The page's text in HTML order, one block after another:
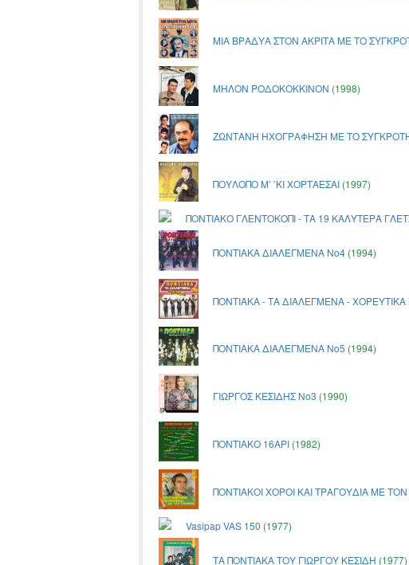
ΜΙΑ ΒΡΑΔΥΑ ΣΤΟΝ ΑΚΡΙΤΑ ΜΕ ΤΟ
ΜΗΛΟΝ ΡΟΔΟΚΟΚΚΙΝΟΝ (1998)
ΖΩΝΤΑΝΗ ΗΧΟΓΡΑΦΗΣΗ ΜΕ ΤΟ
ΠΟΥΛΟΠΟ Μ’ ’ΚΙ ΧΟΡΤΑΕΣΑΙ (1997)
ΠΟΝΤΙΑΚΟ ΓΛΕΝΤΟΚΟΠΙ - ΤΑ 19 ΚΑΛΥΤΕΡΑ
ΠΟΝΤΙΑΚΑ ΔΙΑΛΕΓΜΕΝΑ Νο4 (1994)
ΠΟΝΤΙΑΚΑ - ΤΑ ΔΙΑΛΕΓΜΕΝΑ - ΧΟΡΕΥΤΙΚΑ
ΠΟΝΤΙΑΚΑ ΔΙΑΛΕΓΜΕΝΑ Νο5 (1994)
ΓΙΩΡΓΟΣ ΚΕΣΙΔΗΣ Νο3 (1990)
ΠΟΝΤΙΑΚΟ 16ΑΡΙ (1982)
ΠΟΝΤΙΑΚΟΙ ΧΟΡΟΙ ΚΑΙ ΤΡΑΓΟΥΔΙΑ ΜΕ
Vasipap VAS 150 (1977)
ΤΑ ΠΟΝΤΙΑΚΑ ΤΟΥ ΓΙΩΡΓΟΥ ΚΕΣΙΔΗ (1977)